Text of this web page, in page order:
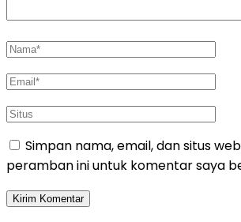
Simpan nama, email, dan situs
peramban ini untuk komentar saya